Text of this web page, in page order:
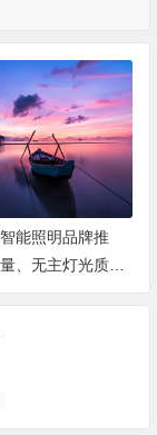
能照明品牌推
、无主灯光质、
期售后四个维度